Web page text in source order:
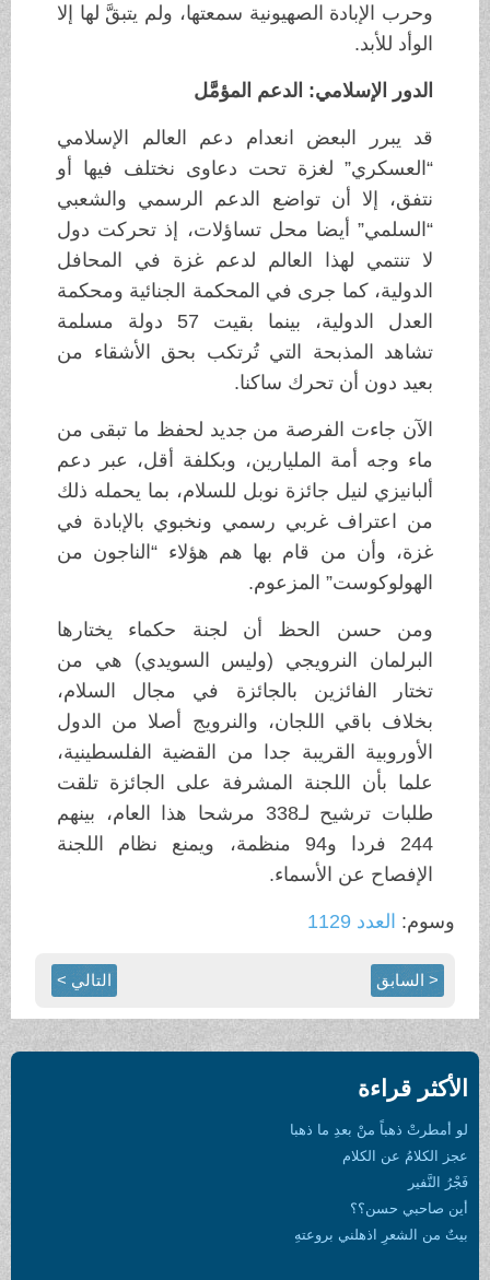
وحرب الإبادة الصهيونية سمعتها، ولم يتبقَّ لها إلا
الوأد للأبد.
الدور الإسلامي: الدعم المؤمَّل
قد يبرر البعض انعدام دعم العالم الإسلامي
“العسكري” لغزة تحت دعاوى نختلف فيها أو
نتفق، إلا أن تواضع الدعم الرسمي والشعبي
“السلمي” أيضا محل تساؤلات، إذ تحركت دول
لا تنتمي لهذا العالم لدعم غزة في المحافل
الدولية، كما جرى في المحكمة الجنائية ومحكمة
العدل الدولية، بينما بقيت 57 دولة مسلمة
تشاهد المذبحة التي تُرتكب بحق الأشقاء من
بعيد دون أن تحرك ساكنا.
الآن جاءت الفرصة من جديد لحفظ ما تبقى من
ماء وجه أمة المليارين، وبكلفة أقل، عبر دعم
ألبانيزي لنيل جائزة نوبل للسلام، بما يحمله ذلك
من اعتراف غربي رسمي ونخبوي بالإبادة في
غزة، وأن من قام بها هم هؤلاء “الناجون من
الهولوكوست” المزعوم.
ومن حسن الحظ أن لجنة حكماء يختارها
البرلمان النرويجي (وليس السويدي) هي من
تختار الفائزين بالجائزة في مجال السلام،
بخلاف باقي اللجان، والنرويج أصلا من الدول
الأوروبية القريبة جدا من القضية الفلسطينية،
علما بأن اللجنة المشرفة على الجائزة تلقت
طلبات ترشيح لـ338 مرشحا هذا العام، بينهم
244 فردا و94 منظمة، ويمنع نظام اللجنة
الإفصاح عن الأسماء.
وسوم:العدد 1129
< السابق التالي >
الأكثر قراءة
لو أمطرتْ ذهباً منْ بعدِ ما ذهبا
عجز الكلامُ عن الكلام
فَجْرُ النَّفير
أين صاحبي حسن؟؟
بيتٌ من الشعرِ اذهلني بروعتهِ